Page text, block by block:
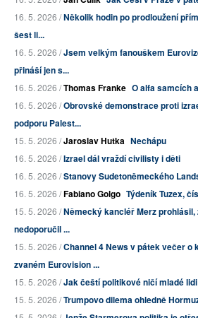
16. 5. 2026 /Několik hodin po prodloužení
šest li...
16. 5. 2026 /Jsem velkým fanouškem
přináší jen s...
16. 5. 2026 /Thomas Franke O alfa samcích
16. 5. 2026 /Obrovské demonstrace proti
podporu Palest...
15. 5. 2026 /Jaroslav Hutka Nechápu
16. 5. 2026 /Izrael dál vraždí civilisty i děti
16. 5. 2026 /Stanovy Sudetoněmeckého
16. 5. 2026 /Fabiano Golgo Týdeník Tuzex,
15. 5. 2026 /Německý kancléř Merz
nedoporučil ...
15. 5. 2026 /Channel 4 News v pátek večer o
zvaném Eurovision ...
15. 5. 2026 /Jak čeští politikové ničí mladé lidi
15. 5. 2026 /Trumpovo dilema ohledně